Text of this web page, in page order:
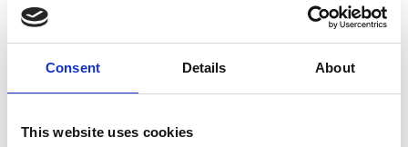
Consent Details About
This website uses cookies